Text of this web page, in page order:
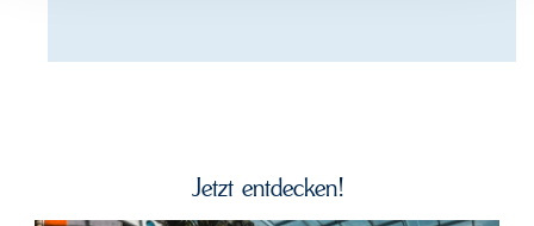
Jetzt entdecken!